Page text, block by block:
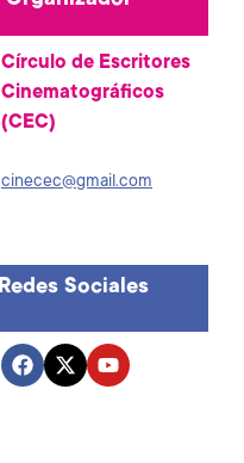
Círculo de Escritores
Cinematográficos
(CEC)
cinecec@gmail.com
Redes Sociales